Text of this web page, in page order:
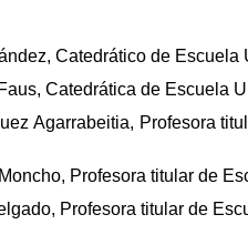
Catedrático de
Catedrática de Escuela
Agarrabeitia, Profesora
Profesora titular de
Profesora titular de